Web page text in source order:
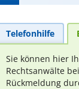
Telefonhilfe
Sie können hier
Rechtsanwälte
Rückmeldung